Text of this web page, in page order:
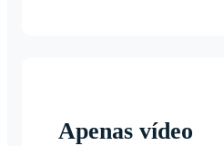
Apenas vídeo